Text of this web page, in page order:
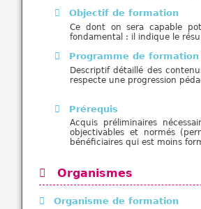
Objectif de formation
Ce dont on sera capable
fondamental : il indique le
Programme de formation
Descriptif détaillé des
respecte une progression
Prérequis
Acquis préliminaires
objectivables et normés
bénéficiaires qui est moins
Organismes
Organisme de formation